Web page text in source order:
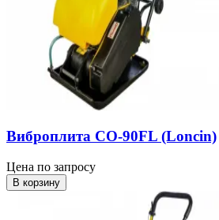
Виброплита СО-90FL (Loncin)
Цена по запросу
В корзину